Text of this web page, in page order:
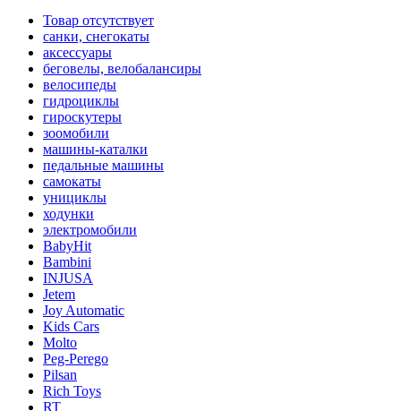
Товар отсутствует
санки, снегокаты
аксессуары
беговелы, велобалансиры
велосипеды
гидроциклы
гироскутеры
зоомобили
машины-каталки
педальные машины
самокаты
унициклы
ходунки
электромобили
BabyHit
Bambini
INJUSA
Jetem
Joy Automatic
Kids Cars
Molto
Peg-Perego
Pilsan
Rich Toys
RT